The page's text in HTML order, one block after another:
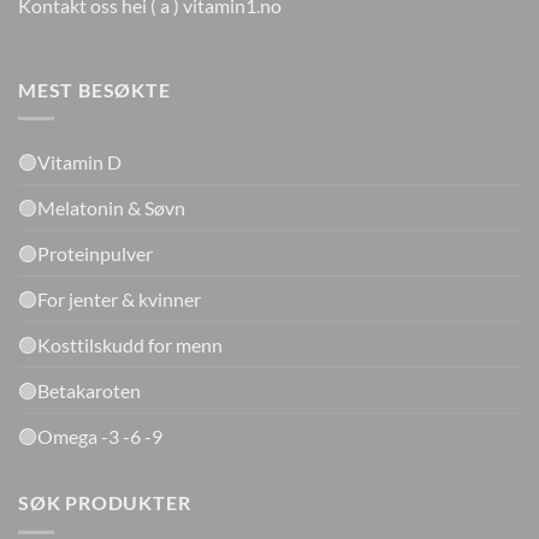
Kontakt oss hei ( a ) vitamin1.no
MEST BESØKTE
🟢Vitamin D
🟢Melatonin & Søvn
🟢Proteinpulver
🟢For jenter & kvinner
🟢Kosttilskudd for menn
🟢Betakaroten
🟢Omega -3 -6 -9
SØK PRODUKTER